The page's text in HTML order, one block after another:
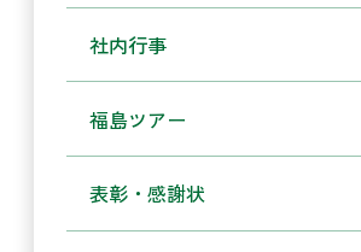
社内行事
福島ツアー
表彰・感謝状